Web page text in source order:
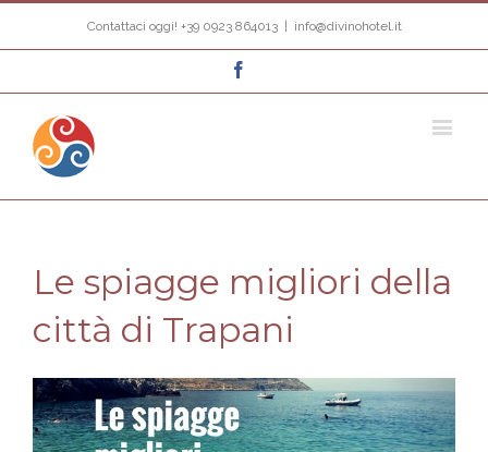
Contattaci oggi! +39 0923 864013 info@divinohotel.it
Le spiagge migliori della
città di Trapani